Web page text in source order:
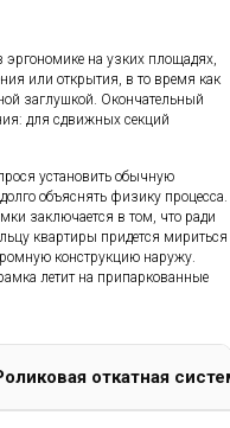
эргономике на узких площадях,
или открытия, в то время как
заглушкой. Окончательный
для сдвижных секций
установить обычную
объяснять физику процесса.
заключается в том, что ради
квартиры придется мириться
конструкцию наружу.
летит на припаркованные
откатная